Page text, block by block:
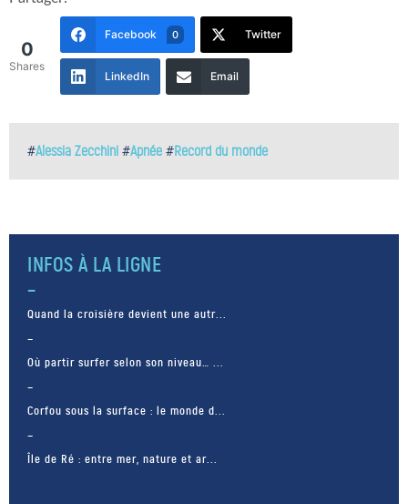
0
Shares
Facebook 0 Twitter
LinkedIn Email
#Alessia Zecchini #Apnée #Record du monde
INFOS À LA LIGNE
Quand la croisière devient une autr...
Où partir surfer selon son niveau… ...
Corfou sous la surface : le monde d...
Île de Ré : entre mer, nature et ar...